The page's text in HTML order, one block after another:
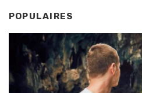
POPULAIRES